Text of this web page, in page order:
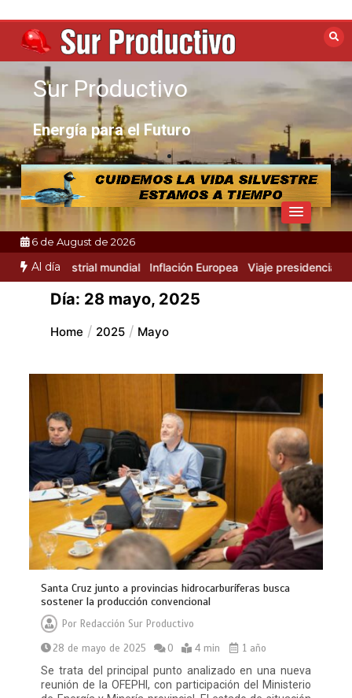
content
Sur Productivo
Energía para el Futuro
6 de August de 2026
Al día
Industrial mundial Inflación Europea Viaje presidencial a
Día: 28 mayo, 2025
Home 2025 Mayo
Santa Cruz junto a provincias hidrocarburíferas busca
sostener la producción convencional
Por Redacción Sur Productivo
28 de mayo de 2025
0 4 min
1 año
Se trata del principal punto analizado en una nueva
reunión de la OFEPHI, con participación del Ministerio